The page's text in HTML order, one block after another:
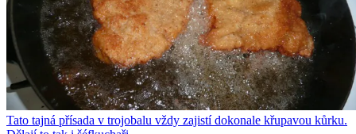
Tato tajná přísada v trojobalu vždy zajistí dokonale křupavou kůrku.